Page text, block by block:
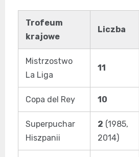
Trofeum
krajowe
Liczba
Mistrzostwo
La Liga
11
Copa del Rey 10
Superpuchar
Hiszpanii
2 (1985,
2014)